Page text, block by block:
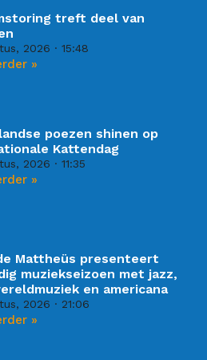
treft deel van
2026 15:48
»
poezen shinen op
Kattendag
2026 11:35
»
Mattheüs presenteert
muziekseizoen met jazz,
en americana
2026 21:06
»